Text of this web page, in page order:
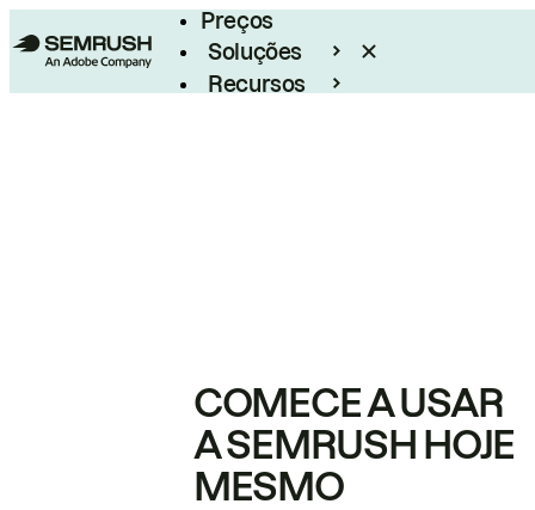
Preços
Soluções
Recursos
COMECE A USAR
A SEMRUSH HOJE
MESMO